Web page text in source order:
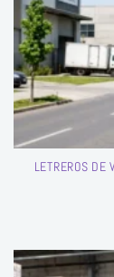
LETREROS DE